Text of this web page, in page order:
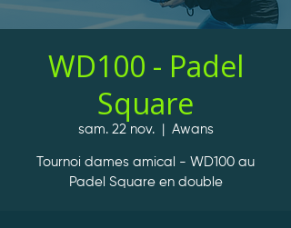
WD100 - Padel
Square
sam. 22 nov.
  |
Awans
Tournoi dames amical - WD100 au
Padel Square en double